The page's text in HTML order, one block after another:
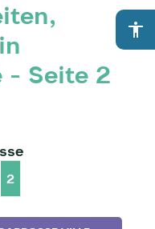
accessibility
- Seite 2
2